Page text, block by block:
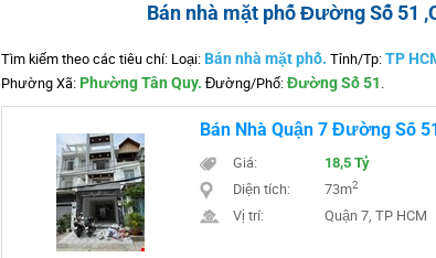
Bán nhà mặt phố Đường Số 51
Tìm kiếm theo các tiêu chí: Loại: Bán nhà mặt phố. Tỉnh/Tp:TP
Phường Xã: Phường Tân Quy. Đường/Phố:Đường Số 51.
Bán Nhà Quận 7 Đường Số
Giá: 18,5 Tỷ
Diện tích: 73m2
Vị trí: Quận 7, TP HCM